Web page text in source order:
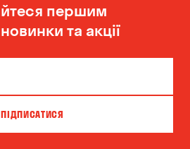
Олександрівка
першим
та акції
ПІДПИСАТИСЯ